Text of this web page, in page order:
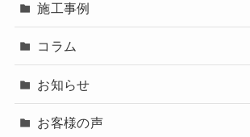
施工事例
コラム
お知らせ
お客様の声